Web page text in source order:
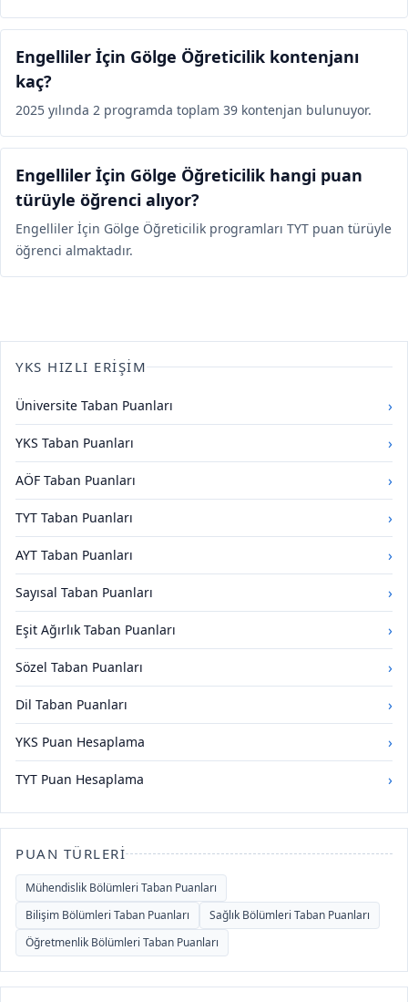
Engelliler İçin Gölge Öğreticilik kontenjanı
kaç?
2025 yılında 2 programda toplam 39 kontenjan bulunuyor.
Engelliler İçin Gölge Öğreticilik hangi puan
türüyle öğrenci alıyor?
Engelliler İçin Gölge Öğreticilik programları TYT puan türüyle
öğrenci almaktadır.
YKS HIZLI ERIŞIM
Üniversite Taban Puanları ›
YKS Taban Puanları ›
AÖF Taban Puanları ›
TYT Taban Puanları ›
AYT Taban Puanları ›
Sayısal Taban Puanları ›
Eşit Ağırlık Taban Puanları ›
Sözel Taban Puanları ›
Dil Taban Puanları ›
YKS Puan Hesaplama ›
TYT Puan Hesaplama ›
PUAN TÜRLERI
Mühendislik Bölümleri Taban Puanları
Bilişim Bölümleri Taban Puanları
Sağlık Bölümleri Taban Puanları
Öğretmenlik Bölümleri Taban Puanları